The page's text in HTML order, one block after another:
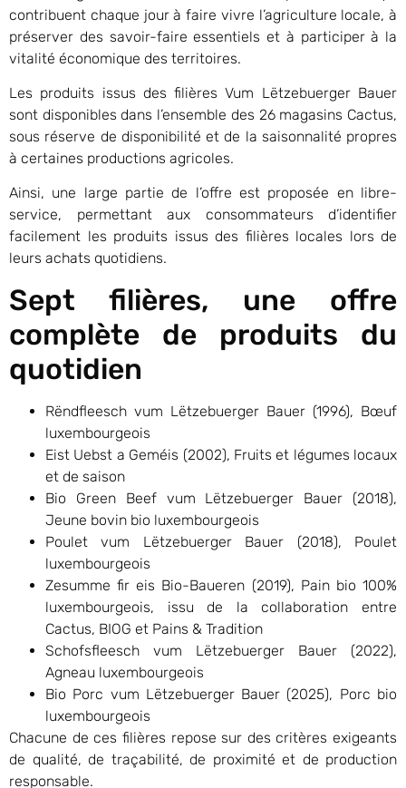
contribuent chaque jour à faire vivre l’agriculture locale, à
préserver des savoir-faire essentiels et à participer à la
vitalité économique des territoires.
Les produits issus des filières Vum Lëtzebuerger Bauer
sont disponibles dans l’ensemble des 26 magasins Cactus,
sous réserve de disponibilité et de la saisonnalité propres
à certaines productions agricoles.
Ainsi, une large partie de l’offre est proposée en libre-
service, permettant aux consommateurs d’identifier
facilement les produits issus des filières locales lors de
leurs achats quotidiens.
Sept filières, une offre
complète de produits du
quotidien
Rëndfleesch vum Lëtzebuerger Bauer (1996), Bœuf
luxembourgeois
Eist Uebst a Geméis (2002), Fruits et légumes locaux
et de saison
Bio Green Beef vum Lëtzebuerger Bauer (2018),
Jeune bovin bio luxembourgeois
Poulet vum Lëtzebuerger Bauer (2018), Poulet
luxembourgeois
Zesumme fir eis Bio-Baueren (2019), Pain bio 100%
luxembourgeois, issu de la collaboration entre
Cactus, BIOG et Pains & Tradition
Schofsfleesch vum Lëtzebuerger Bauer (2022),
Agneau luxembourgeois
Bio Porc vum Lëtzebuerger Bauer (2025), Porc bio
luxembourgeois
Chacune de ces filières repose sur des critères exigeants
de qualité, de traçabilité, de proximité et de production
responsable.